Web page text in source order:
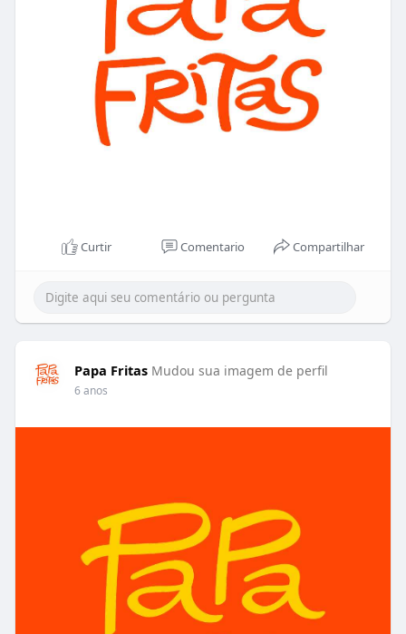
Curtir Comentario Compartilhar
Papa Fritas Mudou sua imagem de perfil
6 anos